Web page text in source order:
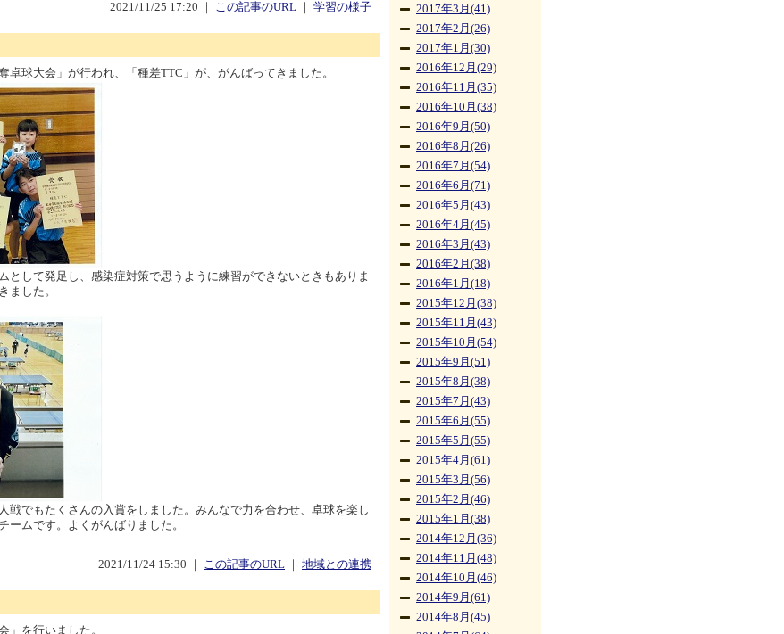
2017年3月(41)
2017年2月(26)
2017年1月(30)
2016年12月(29)
2016年11月(35)
2016年10月(38)
2016年9月(50)
2016年8月(26)
2016年7月(54)
2016年6月(71)
2016年5月(43)
2016年4月(45)
2016年3月(43)
2016年2月(38)
2016年1月(18)
2015年12月(38)
2015年11月(43)
2015年10月(54)
2015年9月(51)
2015年8月(38)
2015年7月(43)
2015年6月(55)
2015年5月(55)
2015年4月(61)
2015年3月(56)
2015年2月(46)
2015年1月(38)
2014年12月(36)
2014年11月(48)
2014年10月(46)
2014年9月(61)
2014年8月(45)
2021/11/25 17:20 ｜ この記事のURL 学習の様子
球大会」が行われ、「種差TTC」が、がんばってきました。
として発足し、感染症対策で思うように練習ができないときもありま
ました。
戦でもたくさんの入賞をしました。みんなで力を合わせ、卓球を楽し
ームです。よくがんばりました。
2021/11/24 15:30 ｜ この記事のURL 地域との連携
を行いました。